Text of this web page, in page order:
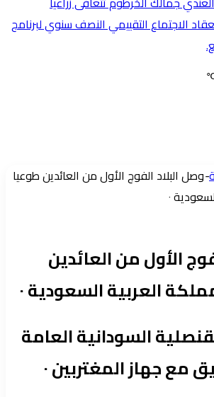
الاجتماع التقييمي النصف سنوي لبرنامج
-وصل البلاد الفوج الأول من العائدين طوعيا
٠
الأول من العائدين
العربية السعودية ٠
السودانية العامة
مع جهاز المغتربين ٠